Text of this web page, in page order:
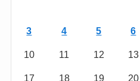
3 4 5 6
10 11 12 13
17 18 19 20